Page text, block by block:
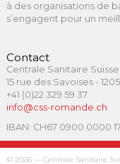
à des organisations de
s’engagent pour un
Contact
Centrale Sanitaire
15 rue des Savoises -
+41 (0)22 329 59 37
info@css-romande.ch
IBAN: CH67 0900 0000
© 2026 — Centrale Sanitaire